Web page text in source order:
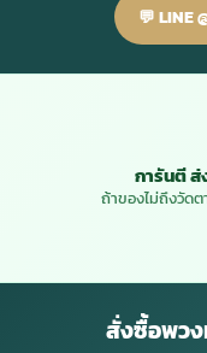
💬 LINE
การันตี ส่
ถ้าของไม่ถึงวัด
สั่งซื้อพวง